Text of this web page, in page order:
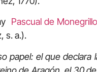
Pascual de
s. a.).
papel: el que